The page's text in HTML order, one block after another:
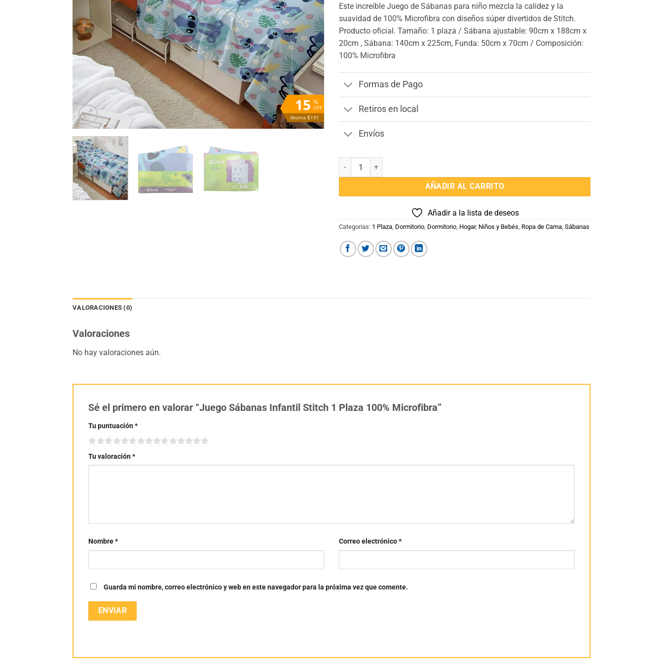
%
OFF
15
Ahorra $191
Este increíble Juego de Sábanas para niño mezcla la calidez y la
suavidad de 100% Microfibra con diseños súper divertidos de Stitch.
Producto oficial. Tamaño: 1 plaza / Sábana ajustable: 90cm x 188cm x
20cm , Sábana: 140cm x 225cm, Funda: 50cm x 70cm / Composición:
100% Microfibra
Formas de Pago
Retiros en local
Envíos
Juego Sábanas Infantil Stitch 1 Plaza 100% Microfibra cantidad
AÑADIR AL CARRITO
Añadir a la lista de deseos
Categorías: 1 Plaza, Dormitorio, Dormitorio, Hogar, Niños y Bebés, Ropa de Cama, Sábanas
VALORACIONES (0)
Valoraciones
No hay valoraciones aún.
Sé el primero en valorar “Juego Sábanas Infantil Stitch 1 Plaza 100% Microfibra”
Tu puntuación*
Tu valoración*
Nombre* Correo electrónico*
Guarda mi nombre, correo electrónico y web en este navegador para la próxima vez que comente.